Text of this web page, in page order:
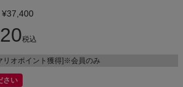
る
¥37,400
税込
リオポイント獲得]※会員のみ
さい